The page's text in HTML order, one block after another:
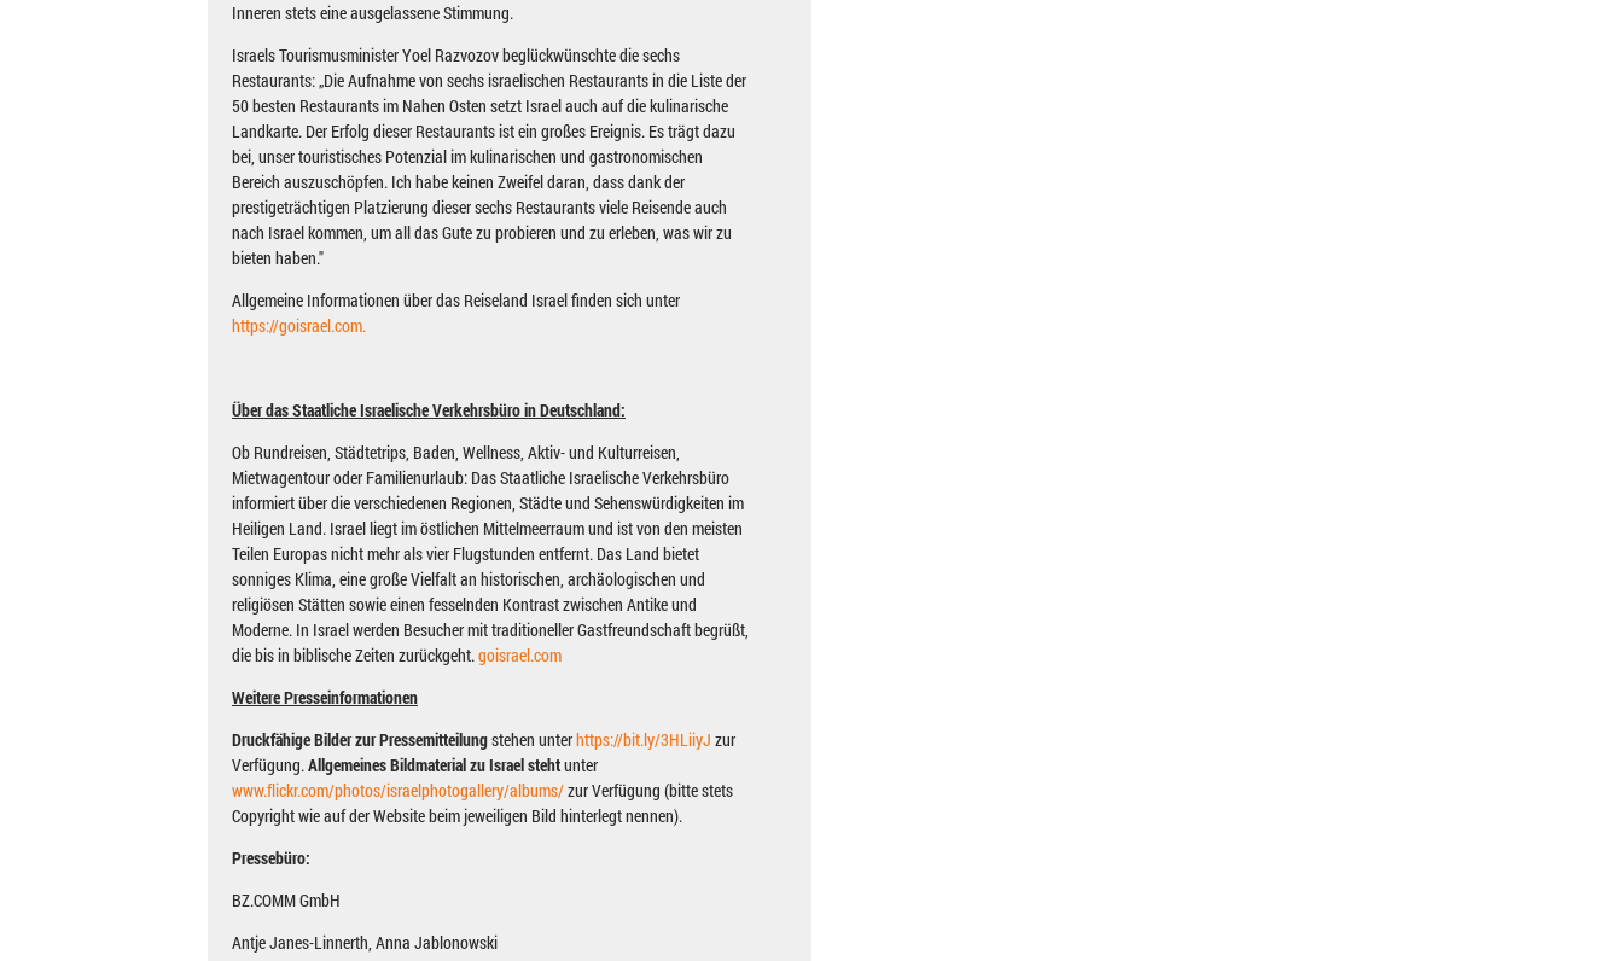
Inneren stets eine ausgelassene Stimmung.
Israels Tourismusminister Yoel Razvozov beglückwünschte die sechs
Restaurants: „Die Aufnahme von sechs israelischen Restaurants in die Liste der
50 besten Restaurants im Nahen Osten setzt Israel auch auf die kulinarische
Landkarte. Der Erfolg dieser Restaurants ist ein großes Ereignis. Es trägt dazu
bei, unser touristisches Potenzial im kulinarischen und gastronomischen
Bereich auszuschöpfen. Ich habe keinen Zweifel daran, dass dank der
prestigeträchtigen Platzierung dieser sechs Restaurants viele Reisende auch
nach Israel kommen, um all das Gute zu probieren und zu erleben, was wir zu
bieten haben."
Allgemeine Informationen über das Reiseland Israel finden sich unter
https://goisrael.com.
Über das Staatliche Israelische Verkehrsbüro in Deutschland:
Ob Rundreisen, Städtetrips, Baden, Wellness, Aktiv- und Kulturreisen,
Mietwagentour oder Familienurlaub: Das Staatliche Israelische Verkehrsbüro
informiert über die verschiedenen Regionen, Städte und Sehenswürdigkeiten im
Heiligen Land. Israel liegt im östlichen Mittelmeerraum und ist von den meisten
Teilen Europas nicht mehr als vier Flugstunden entfernt. Das Land bietet
sonniges Klima, eine große Vielfalt an historischen, archäologischen und
religiösen Stätten sowie einen fesselnden Kontrast zwischen Antike und
Moderne. In Israel werden Besucher mit traditioneller Gastfreundschaft begrüßt,
die bis in biblische Zeiten zurückgeht.goisrael.com
Weitere Presseinformationen
Druckfähige Bilder zur Pressemitteilungstehen unterhttps://bit.ly/3HLiiyJ zur
Verfügung.Allgemeines Bildmaterial zu Israel stehtunter
www.flickr.com/photos/israelphotogallery/albums/zur Verfügung (bitte stets
Copyright wie auf der Website beim jeweiligen Bild hinterlegt nennen).
Pressebüro:
BZ.COMM GmbH
Antje Janes-Linnerth, Anna Jablonowski